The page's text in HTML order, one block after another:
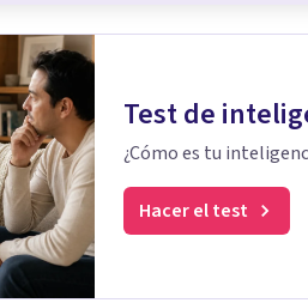
Test de
¿Cómo es tu
Hacer el test